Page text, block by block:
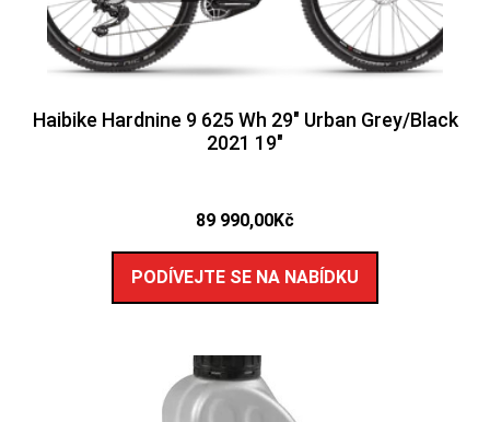
Haibike Hardnine 9 625 Wh 29″ Urban Grey/Black
2021 19″
89 990,00Kč
PODÍVEJTE SE NA NABÍDKU